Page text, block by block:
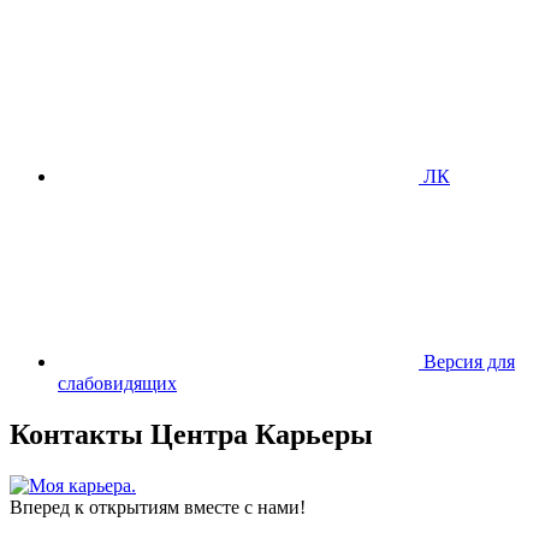
ЛК
Версия для
слабовидящих
Контакты Центра Карьеры
Вперед к открытиям вместе с нами!